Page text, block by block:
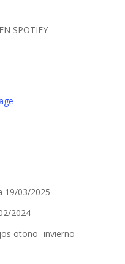
SPOTIFY
19/03/2025
2024
otoño -invierno